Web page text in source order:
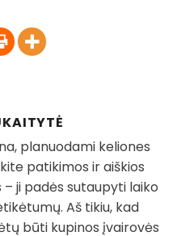
planuodami keliones
patikimos ir aiškios
ji padės sutaupyti laiko
Aš tikiu, kad
būti kupinos įvairovės